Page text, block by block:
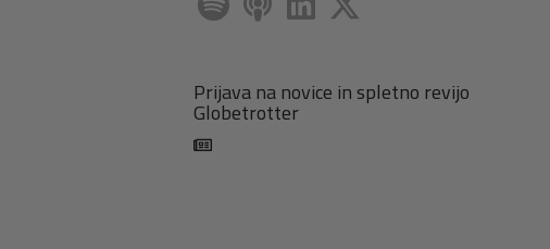
Prijava na novice in spletno revijo
Globetrotter